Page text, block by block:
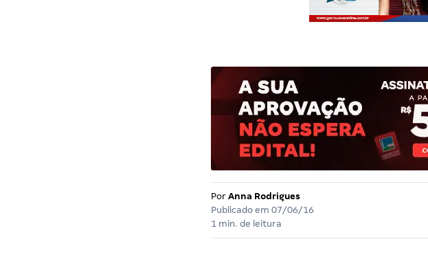
Por Anna Rodrigues
Publicado em 07/06/16
1 min. de leitura